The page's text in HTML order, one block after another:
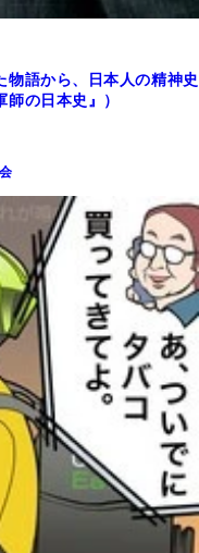
物語から、日本人の精神史
の日本史』）